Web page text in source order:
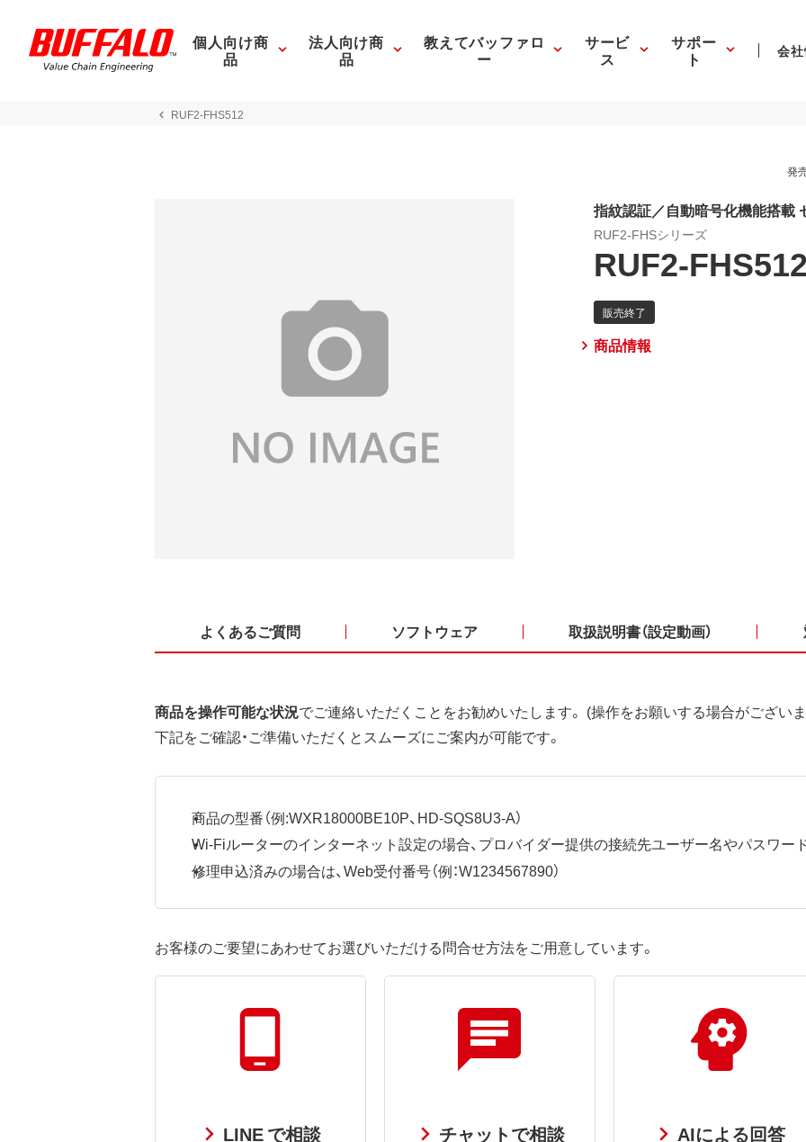
個人向け商
品
法人向け商
品
教えてバッファロ
ー
サービ
ス
サポー
ト 会
RUF2-FHS512
発
指紋認証／自動暗号化機能搭載
RUF2-FHSシリーズ
RUF2-FHS512
商品情報
よくあるご質問 ソフトウェア 取扱説明書（設定動画）
商品を操作可能な状況でご連絡いただくことをお勧めいたします。 (操作をお願いする場合がござい
下記をご確認・ご準備いただくとスムーズにご案内が可能です。
商品の型番（例:WXR18000BE10P、HD-SQS8U3-A）
Wi-Fiルーターのインターネット設定の場合、プロバイダー提供の接続先ユーザー名やパスワー
修理申込済みの場合は、Web受付番号（例：W1234567890）
お客様のご要望にあわせてお選びいただける問合せ方法をご用意しています。
LINE で相談 チャットで相談 AIによる回答